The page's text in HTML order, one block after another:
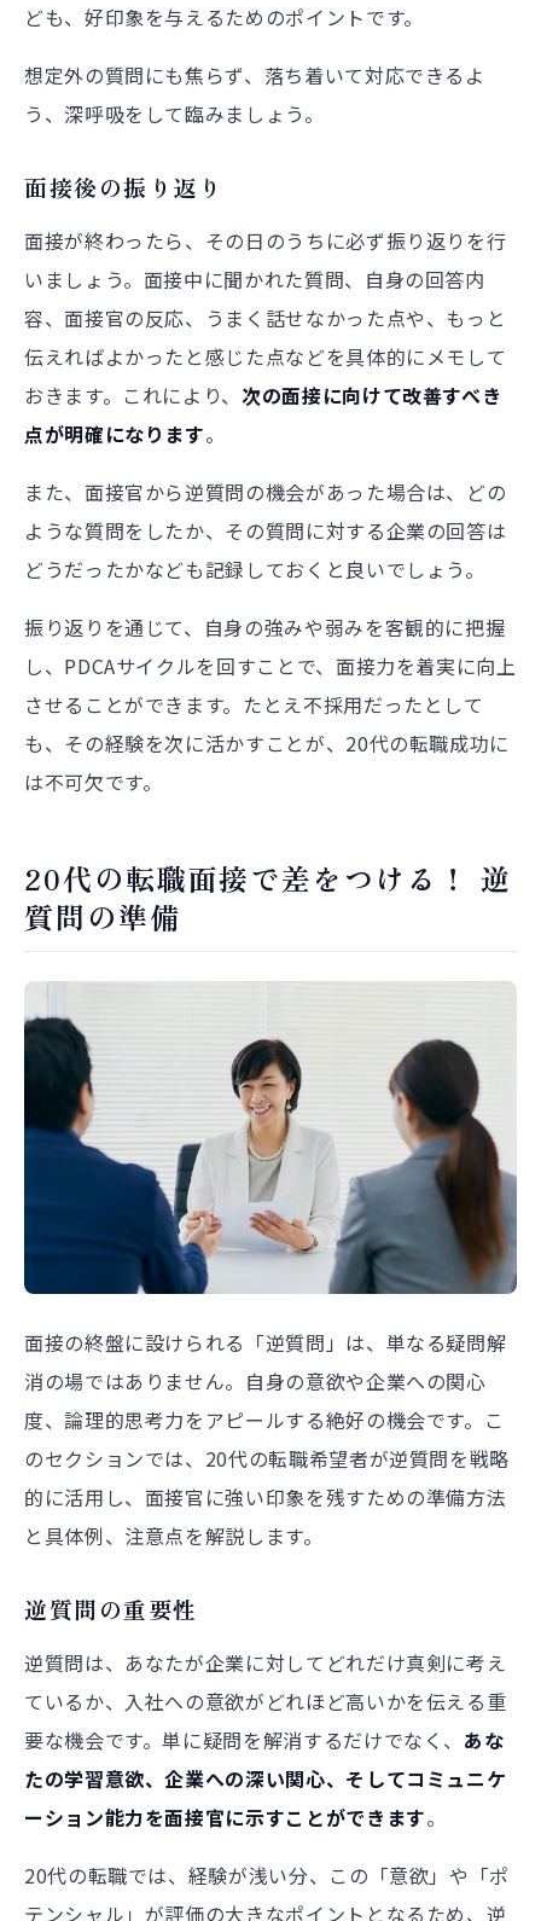
ども、好印象を与えるためのポイントです。
想定外の質問にも焦らず、落ち着いて対応できるよ
う、深呼吸をして臨みましょう。
面接後の振り返り
面接が終わったら、その日のうちに必ず振り返りを行
いましょう。面接中に聞かれた質問、自身の回答内
容、面接官の反応、うまく話せなかった点や、もっと
伝えればよかったと感じた点などを具体的にメモして
おきます。これにより、次の面接に向けて改善すべき
点が明確になります。
また、面接官から逆質問の機会があった場合は、どの
ような質問をしたか、その質問に対する企業の回答は
どうだったかなども記録しておくと良いでしょう。
振り返りを通じて、自身の強みや弱みを客観的に把握
し、PDCAサイクルを回すことで、面接力を着実に向上
させることができます。たとえ不採用だったとして
も、その経験を次に活かすことが、20代の転職成功に
は不可欠です。
20代の転職面接で差をつける！ 逆
質問の準備
面接の終盤に設けられる「逆質問」は、単なる疑問解
消の場ではありません。自身の意欲や企業への関心
度、論理的思考力をアピールする絶好の機会です。こ
のセクションでは、20代の転職希望者が逆質問を戦略
的に活用し、面接官に強い印象を残すための準備方法
と具体例、注意点を解説します。
逆質問の重要性
逆質問は、あなたが企業に対してどれだけ真剣に考え
ているか、入社への意欲がどれほど高いかを伝える重
要な機会です。単に疑問を解消するだけでなく、 あな
たの学習意欲、企業への深い関心、そしてコミュニケ
ーション能力を面接官に示すことができます。
20代の転職では、経験が浅い分、この「意欲」や「ポ
テンシャル」が評価の大きなポイントとなるため、逆